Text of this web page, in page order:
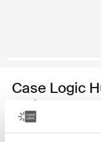
Case Logic
maletín para